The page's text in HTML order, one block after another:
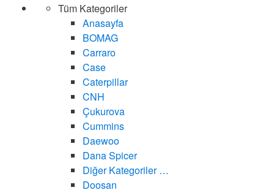
Tüm Kategoriler
Anasayfa
BOMAG
Carraro
Case
Caterpillar
CNH
Çukurova
Cummins
Daewoo
Dana Spicer
Diğer Kategoriler …
Doosan